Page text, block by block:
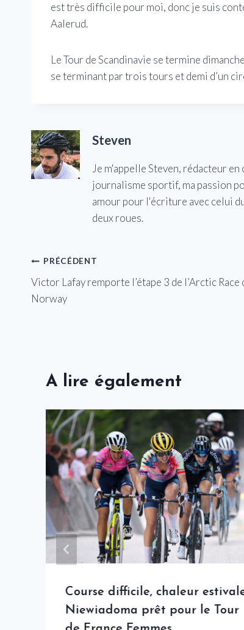
est très difficile pour moi, donc je suis
Aalerud.
Le Tour de Scandinavie se termine
se terminant par trois tours et demi d’un
Steven
Je m'appelle Steven, rédacteur
journalisme sportif, ma passion
amour pour l'écriture avec celui
deux roues.
Navigation
de
PRÉCÉDENT
Victor Lafay remporte l’étape 3 de l’Arctic Race
Norway
A lire également
Course difficile, chaleur
Niewiadoma prêt pour le Tour